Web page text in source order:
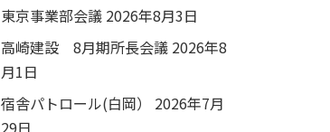
東京事業部会議 2026年8月3日
高崎建設 8月期所長会議 2026年8
月1日
宿舎パトロール(白岡）
2026年7月
29日